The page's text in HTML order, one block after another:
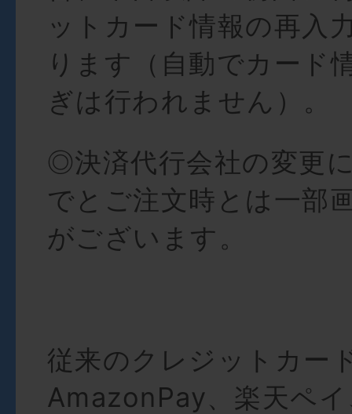
ットカード情報の再入
ります（自動でカード
ぎは行われません）。
◎決済代行会社の変更
でとご注文時とは一部
がございます。
従来のクレジットカー
AmazonPay、楽天ペ